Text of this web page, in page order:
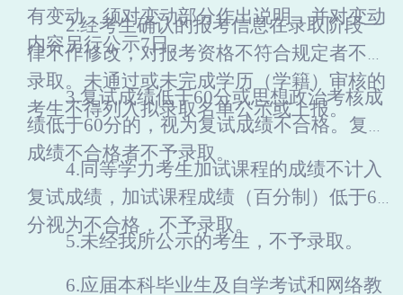
有变动，须对变动部分作出说明，并对变动
内容另行公示7日。
2.经考生确认的报考信息在录取阶段一
律不作修改，对报考资格不符合规定者不予
录取。未通过或未完成学历（学籍）审核的
考生不得列入拟录取名单公示或上报。
3.复试成绩低于60分或思想政治考核成
绩低于60分的，视为复试成绩不合格。复试
成绩不合格者不予录取。
4.同等学力考生加试课程的成绩不计入
复试成绩，加试课程成绩（百分制）低于60
分视为不合格，不予录取。
5.未经我所公示的考生，不予录取。
6.应届本科毕业生及自学考试和网络教